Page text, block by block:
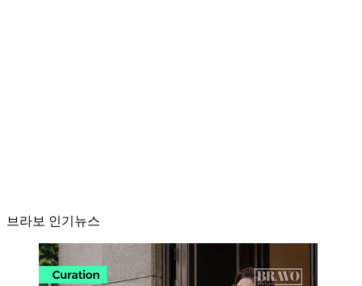
브라보 인기뉴스